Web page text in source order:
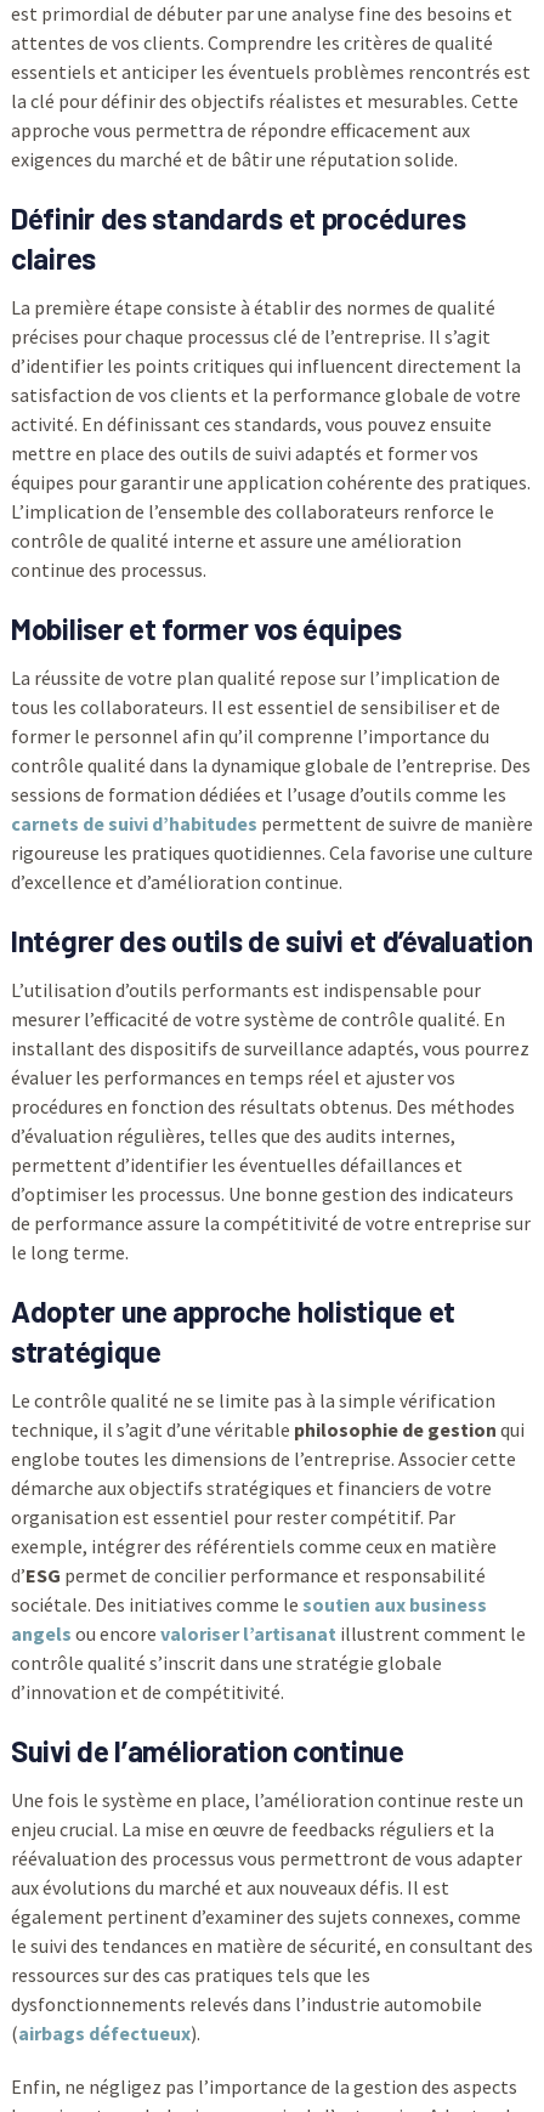
est primordial de débuter par une analyse fine des besoins et
attentes de vos clients. Comprendre les critères de qualité
essentiels et anticiper les éventuels problèmes rencontrés est
la clé pour définir des objectifs réalistes et mesurables. Cette
approche vous permettra de répondre efficacement aux
exigences du marché et de bâtir une réputation solide.
Définir des standards et procédures
claires
La première étape consiste à établir des normes de qualité
précises pour chaque processus clé de l’entreprise. Il s’agit
d’identifier les points critiques qui influencent directement la
satisfaction de vos clients et la performance globale de votre
activité. En définissant ces standards, vous pouvez ensuite
mettre en place des outils de suivi adaptés et former vos
équipes pour garantir une application cohérente des pratiques.
L’implication de l’ensemble des collaborateurs renforce le
contrôle de qualité interne et assure une amélioration
continue des processus.
Mobiliser et former vos équipes
La réussite de votre plan qualité repose sur l’implication de
tous les collaborateurs. Il est essentiel de sensibiliser et de
former le personnel afin qu’il comprenne l’importance du
contrôle qualité dans la dynamique globale de l’entreprise. Des
sessions de formation dédiées et l’usage d’outils comme les
carnets de suivi d’habitudes permettent de suivre de manière
rigoureuse les pratiques quotidiennes. Cela favorise une culture
d’excellence et d’amélioration continue.
Intégrer des outils de suivi et d’évaluation
L’utilisation d’outils performants est indispensable pour
mesurer l’efficacité de votre système de contrôle qualité. En
installant des dispositifs de surveillance adaptés, vous pourrez
évaluer les performances en temps réel et ajuster vos
procédures en fonction des résultats obtenus. Des méthodes
d’évaluation régulières, telles que des audits internes,
permettent d’identifier les éventuelles défaillances et
d’optimiser les processus. Une bonne gestion des indicateurs
de performance assure la compétitivité de votre entreprise sur
le long terme.
Adopter une approche holistique et
stratégique
Le contrôle qualité ne se limite pas à la simple vérification
technique, il s’agit d’une véritable philosophie de gestion qui
englobe toutes les dimensions de l’entreprise. Associer cette
démarche aux objectifs stratégiques et financiers de votre
organisation est essentiel pour rester compétitif. Par
exemple, intégrer des référentiels comme ceux en matière
d’ESG permet de concilier performance et responsabilité
sociétale. Des initiatives comme le soutien aux business
angels ou encore valoriser l’artisanat illustrent comment le
contrôle qualité s’inscrit dans une stratégie globale
d’innovation et de compétitivité.
Suivi de l’amélioration continue
Une fois le système en place, l’amélioration continue reste un
enjeu crucial. La mise en œuvre de feedbacks réguliers et la
réévaluation des processus vous permettront de vous adapter
aux évolutions du marché et aux nouveaux défis. Il est
également pertinent d’examiner des sujets connexes, comme
le suivi des tendances en matière de sécurité, en consultant des
ressources sur des cas pratiques tels que les
dysfonctionnements relevés dans l’industrie automobile
(airbags défectueux).
Enfin, ne négligez pas l’importance de la gestion des aspects